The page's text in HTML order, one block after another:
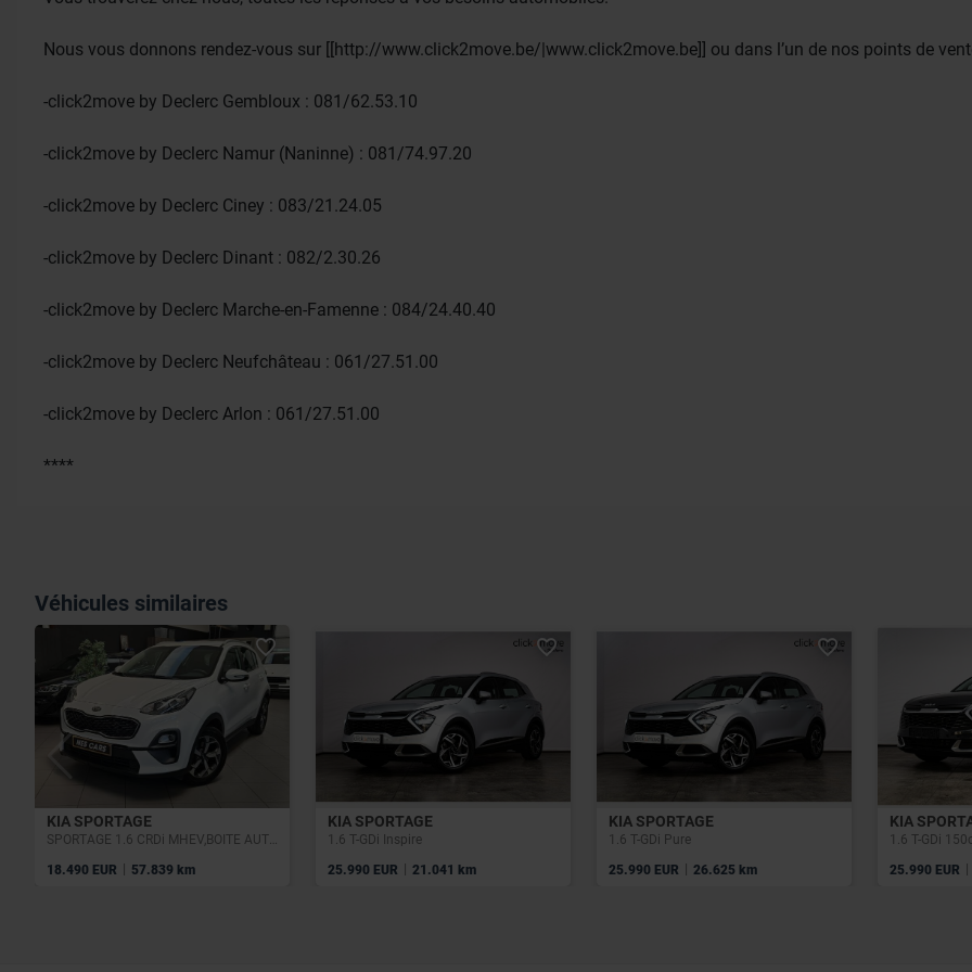
Nous vous donnons rendez-vous sur [[http://www.click2move.be/|www.click2move.be]] ou dans l’un de nos points de
-click2move by Declerc Gembloux : 081/62.53.10
-click2move by Declerc Namur (Naninne) : 081/74.97.20
-click2move by Declerc Ciney : 083/21.24.05
-click2move by Declerc Dinant : 082/2.30.26
-click2move by Declerc Marche-en-Famenne : 084/24.40.40
-click2move by Declerc Neufchâteau : 061/27.51.00
-click2move by Declerc Arlon : 061/27.51.00
****
Véhicules similaires
KIA SPORTAGE
SPORTAGE 1.6 CRDi MHEV,BOITE AUTO,GPS,PHARES LED,CAMERA,GARANTIE 1 AN
18.490 EUR | 57.839 km
KIA SPORTAGE
1.6 T-GDi Inspire
25.990 EUR | 21.041 km
KIA SPORTAGE
1.6 T-GDi Pure
25.990 EUR | 26.625 km
KIA
1.6 T-GDi
25.990 EUR |